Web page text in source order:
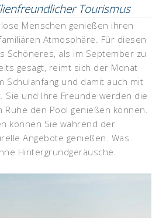
Tourismus
Menschen genießen ihren
Atmosphäre. Für diesen
Schöneres, als im September zu
gesagt, reimt sich der Monat
Schulanfang und damit auch mit
Sie und Ihre Freunde werden die
Ruhe den Pool genießen können.
können Sie während der
Angebote genießen. Was
Hintergrundgeräusche.